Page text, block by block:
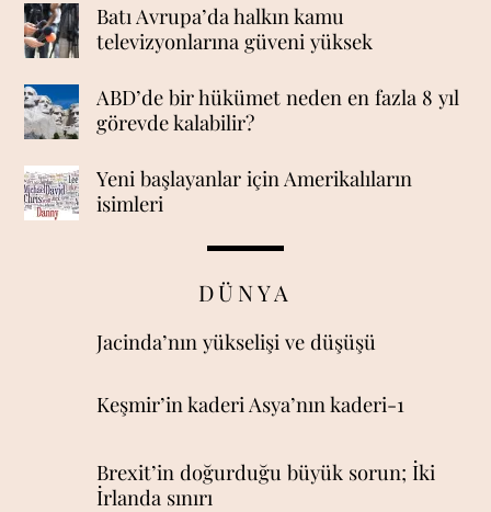
Batı Avrupa’da halkın kamu
televizyonlarına güveni yüksek
ABD’de bir hükümet neden en fazla 8 yıl
görevde kalabilir?
Yeni başlayanlar için Amerikalıların
isimleri
DÜNYA
Jacinda’nın yükselişi ve düşüşü
Keşmir’in kaderi Asya’nın kaderi-1
Brexit’in doğurduğu büyük sorun; İki
İrlanda sınırı